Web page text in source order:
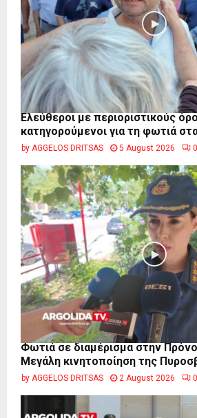
Ελεύθεροι με περιοριστικούς
κατηγορούμενοι για τη φωτιά
by AGGELOS DRITSAS 5 August 2026 0
Φωτιά σε διαμέρισμα στην
Μεγάλη κινητοποίηση της
by AGGELOS DRITSAS 2 August 2026 0